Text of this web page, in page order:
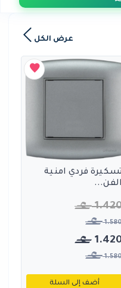
عرض الكل
تسكيرة فردي امنية
الفن...
أضف إلى السلة